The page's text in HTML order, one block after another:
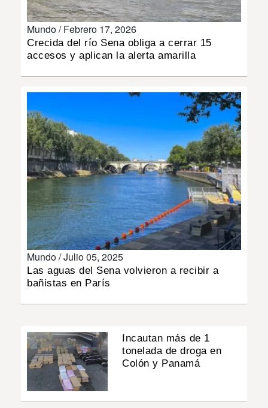
DEPORTES
MULTIMEDIA
IMPRESO
Mundo /Febrero 17, 2026
Crecida del río Sena obliga a cerrar 15
accesos y aplican la alerta amarilla
Mundo /Julio 05, 2025
Las aguas del Sena volvieron a recibir a
bañistas en París
Incautan más de 1
tonelada de droga en
Colón y Panamá